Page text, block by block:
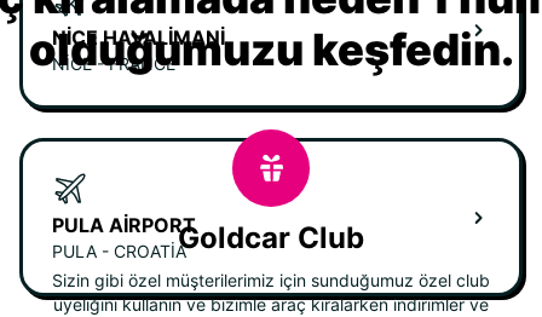
NICE HAVALIMANI
NICE - FRANCE
PULA AIRPORT
PULA - CROATIA
olduğumuzu keşfedin.
Goldcar Club
Sizin gibi özel müşterilerimiz için sunduğumuz özel club
üyeliğini kullanın ve bizimle araç kiralarken indirimler ve